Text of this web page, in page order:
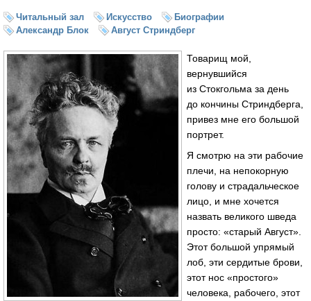
Читальный зал Искусство
Биографии
Александр Блок
Август Стриндберг
Товарищ мой,
вернувшийся
из Стокгольма за день
до кончины Стриндберга,
привез мне его большой
портрет.
Я смотрю на эти рабочие
плечи, на непокорную
голову и страдальческое
лицо, и мне хочется
назвать великого шведа
просто: «старый Август».
Этот большой упрямый
лоб, эти сердитые брови,
этот нос «простого»
человека, рабочего, этот